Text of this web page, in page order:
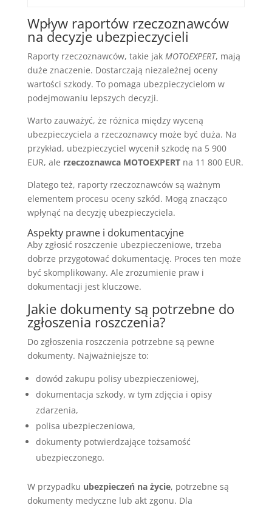
Wpływ raportów rzeczoznawców
na decyzje ubezpieczycieli
Raporty rzeczoznawców, takie jak MOTOEXPERT, mają
duże znaczenie. Dostarczają niezależnej oceny
wartości szkody. To pomaga ubezpieczycielom w
podejmowaniu lepszych decyzji.
Warto zauważyć, że różnica między wyceną
ubezpieczyciela a rzeczoznawcy może być duża. Na
przykład, ubezpieczyciel wycenił szkodę na 5 900
EUR, ale rzeczoznawca MOTOEXPERTna 11 800 EUR.
Dlatego też, raporty rzeczoznawców są ważnym
elementem procesu oceny szkód. Mogą znacząco
wpłynąć na decyzję ubezpieczyciela.
Aspekty prawne i dokumentacyjne
Aby zgłosić roszczenie ubezpieczeniowe, trzeba
dobrze przygotować dokumentację. Proces ten może
być skomplikowany. Ale zrozumienie praw i
dokumentacji jest kluczowe.
Jakie dokumenty są potrzebne do
zgłoszenia roszczenia?
Do zgłoszenia roszczenia potrzebne są pewne
dokumenty. Najważniejsze to:
dowód zakupu polisy ubezpieczeniowej,
dokumentacja szkody, w tym zdjęcia i opisy
zdarzenia,
polisa ubezpieczeniowa,
dokumenty potwierdzające tożsamość
ubezpieczonego.
W przypadku ubezpieczeń na życie, potrzebne są
dokumenty medyczne lub akt zgonu. Dla